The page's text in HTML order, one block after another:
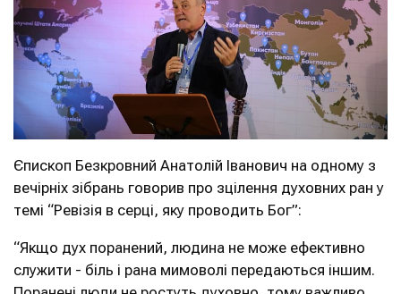
Єпископ Безкровний Анатолій Іванович на одному з
вечірніх зібрань говорив про зцілення духовних ран у
темі “Ревізія в серці, яку проводить Бог”:
“Якщо дух поранений, людина не може ефективно
служити - біль і рана мимоволі передаються іншим.